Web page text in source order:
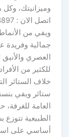
وميزانيتك،
ويفي من
جمالية وفريدة
العصري والأنيق
للكثير من
خلاف الستائر
ستائر ويفي
العامة
الطبيعية
أساسي على